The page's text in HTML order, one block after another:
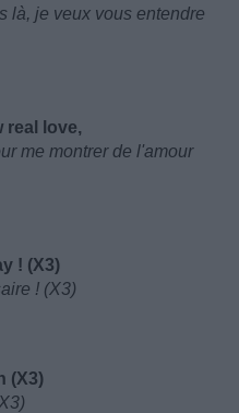
là, je veux vous entendre
real love,
me montrer de l'amour
! (X3)
! (X3)
(X3)